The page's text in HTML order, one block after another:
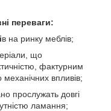
переваги:
в на ринку меблів;
що
фактурним
механічних впливів;
прослужать довгі
ламання;